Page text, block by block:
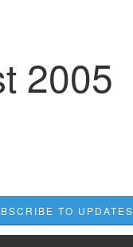
2005
TO UPDATES